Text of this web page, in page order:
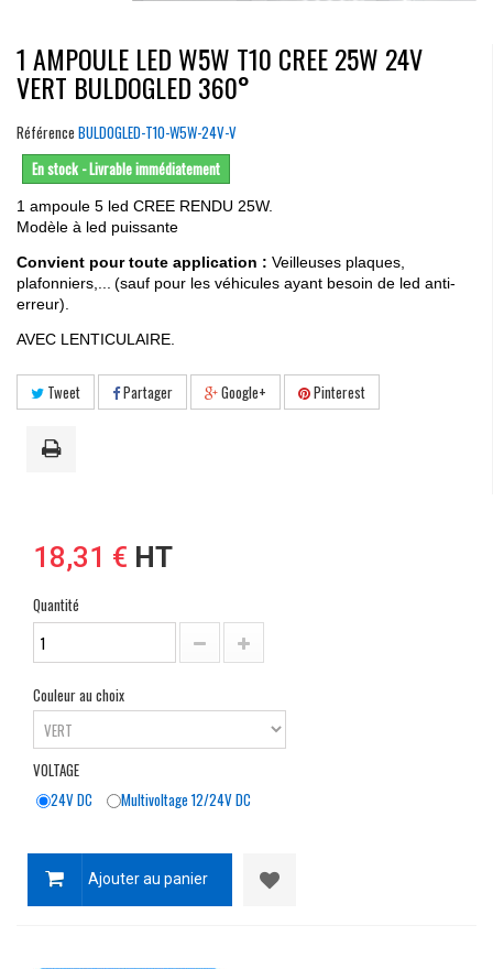
1 AMPOULE LED W5W T10 CREE 25W 24V
VERT BULDOGLED 360°
Référence BULDOGLED-T10-W5W-24V-V
En stock - Livrable immédiatement
1 ampoule 5 led CREE RENDU 25W.
Modèle à led puissante
Convient pour toute application : Veilleuses plaques,
plafonniers,...
(sauf pour les véhicules ayant besoin de led anti-
erreur)
AVEC LENTICULAIRE.
Tweet Partager Google+ Pinterest
18,31 € HT
Quantité
Couleur au choix
VOLTAGE
24V DC
Multivoltage 12/24V DC
Ajouter au panier